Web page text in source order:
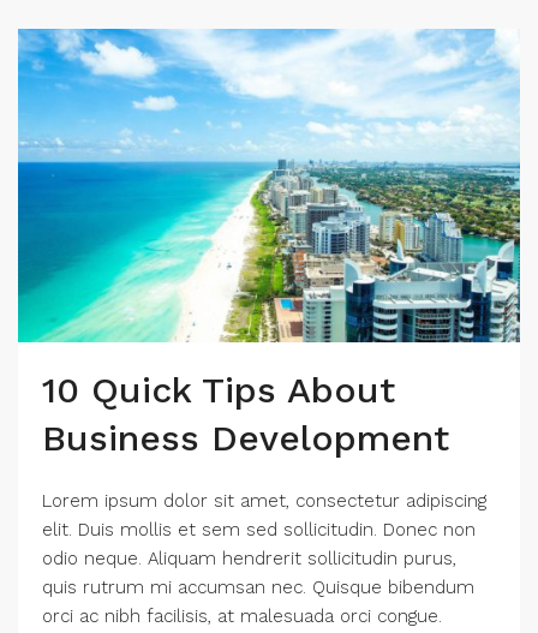
10 Quick Tips About
Business Development
Lorem ipsum dolor sit amet, consectetur adipiscing
elit. Duis mollis et sem sed sollicitudin. Donec non
odio neque. Aliquam hendrerit sollicitudin purus,
quis rutrum mi accumsan nec. Quisque bibendum
orci ac nibh facilisis, at malesuada orci congue.